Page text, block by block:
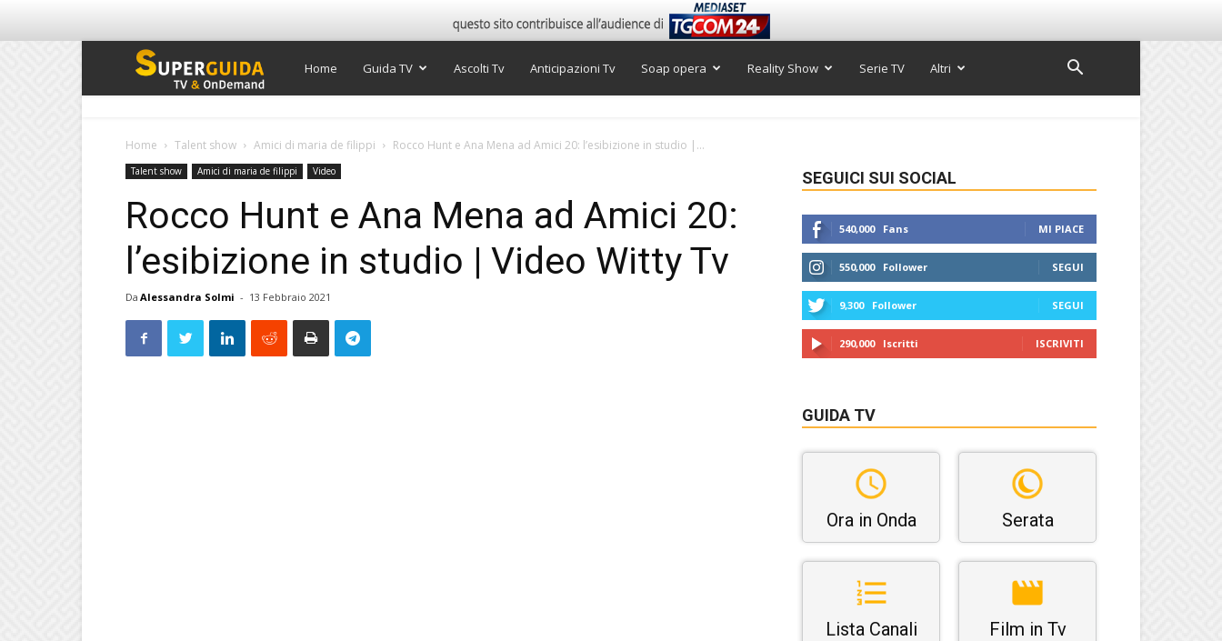
Super
TV
Home Guida TV Ascolti Tv Anticipazioni Tv Soap opera Reality Show Serie TV Altri
Home Talent show Amici di maria de filippi Rocco Hunt e Ana Mena ad Amici 20: l’esibizione in studio |...
Talent show Amici di maria de filippi Video
Rocco Hunt e Ana Mena ad Amici 20:
l’esibizione in studio | Video Witty Tv
Da Alessandra Solmi - 13 Febbraio 2021
SEGUICI SUI SOCIAL
540,000 Fans MI PIACE
550,000 Follower SEGUI
9,300 Follower SEGUI
290,000 Iscritti ISCRIVITI
GUIDA TV
Ora in Onda Serata
Lista Canali Film in Tv